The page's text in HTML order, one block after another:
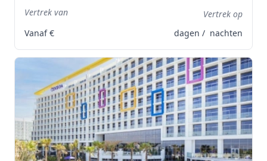
Vertrek van
Vertrek op
Vanaf€ dagen / nachten